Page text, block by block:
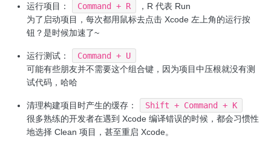
运行项目： Command + R
，R 代表 Run
为了启动项目，每次都用鼠标去点击 Xcode 左上角的运行按
钮？是时候加速了~
运行测试：
Command + U
可能有些朋友并不需要这个组合键，因为项目中压根就没有测
试代码，哈哈
清理构建项目时产生的缓存：
Shift + Command + K
很多熟练的开发者在遇到 Xcode 编译错误的时候，都会习惯性
地选择 Clean 项目，甚至重启 Xcode。